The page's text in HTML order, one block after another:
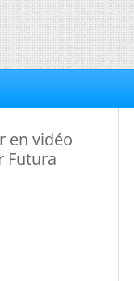
en vidéo
Futura